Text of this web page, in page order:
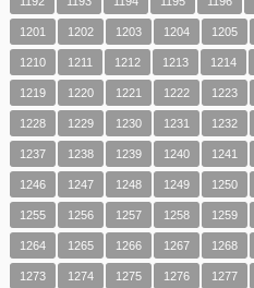
1201 1202 1203 1204 1205
1210 1211 1212 1213 1214
1219 1220 1221 1222 1223
1228 1229 1230 1231 1232
1237 1238 1239 1240 1241
1246 1247 1248 1249 1250
1255 1256 1257 1258 1259
1264 1265 1266 1267 1268
1273 1274 1275 1276 1277